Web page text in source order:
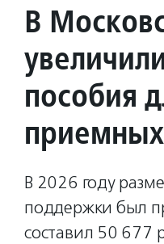
В
пособия
В 2026 году
поддержки был
составил 50 677